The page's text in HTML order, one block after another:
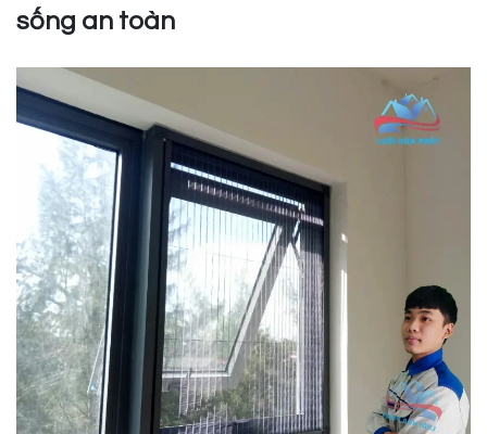
sống an toàn